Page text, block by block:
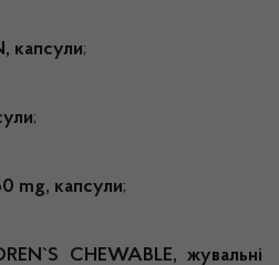
капсули;
;
mg, капсули;
CHEWABLE, жувальні